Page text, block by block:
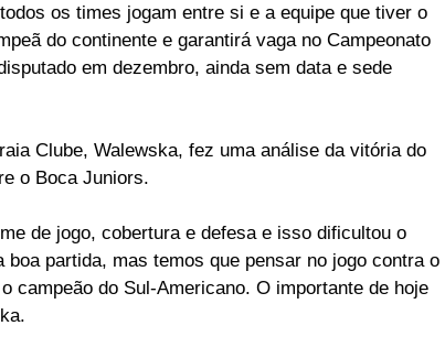
os times jogam entre si e a equipe que tiver o
do continente e garantirá vaga no Campeonato
em dezembro, ainda sem data e sede
Clube, Walewska, fez uma análise da vitória do
o Boca Juniors.
de jogo, cobertura e defesa e isso dificultou o
boa partida, mas temos que pensar no jogo contra o
campeão do Sul-Americano. O importante de hoje